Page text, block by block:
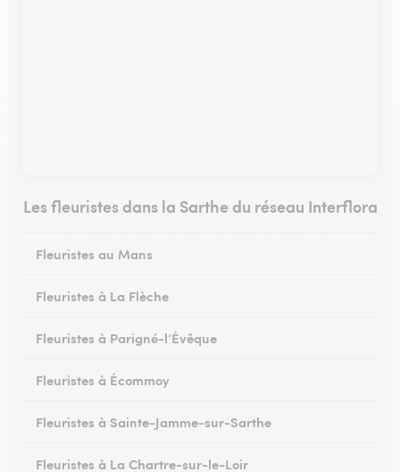
Les fleuristes dans la Sarthe du réseau Interflora
Fleuristes au Mans
Fleuristes à La Flèche
Fleuristes à Parigné-l’Évêque
Fleuristes à Écommoy
Fleuristes à Sainte-Jamme-sur-Sarthe
Fleuristes à La Chartre-sur-le-Loir